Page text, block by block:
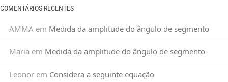
COMENTÁRIOS RECENTES
AMMA em Medida da amplitude do ângulo de segmento
Maria em Medida da amplitude do ângulo de segmento
Leonor em Considera a seguinte equação